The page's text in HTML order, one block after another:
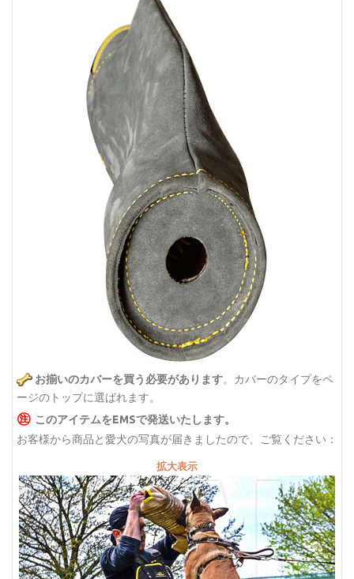
お揃いのカバーを買う必要があります。
カバーのタイプをペ
ージのトップに選ばれます。
㊟ このアイテムをEMSで発送いたします。
お客様から商品と愛犬の写真が届きましたので、ご覧ください：
拡大表示